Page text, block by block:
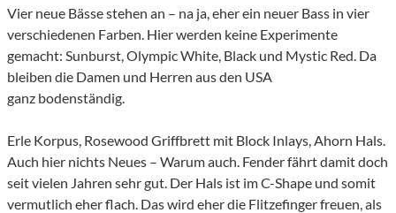
Vier neue Bässe stehen an – na ja, eher ein neuer Bass in vier
verschiedenen Farben. Hier werden keine Experimente
gemacht: Sunburst, Olympic White, Black und Mystic Red. Da
bleiben die Damen und Herren aus den USA
ganz bodenständig.
Erle Korpus, Rosewood Griffbrett mit Block Inlays, Ahorn Hals.
Auch hier nichts Neues – Warum auch. Fender fährt damit doch
seit vielen Jahren sehr gut. Der Hals ist im C-Shape und somit
vermutlich eher flach. Das wird eher die Flitzefinger freuen, als